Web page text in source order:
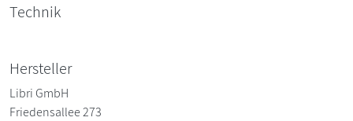
Technik
Hersteller
Libri GmbH
Friedensallee 273